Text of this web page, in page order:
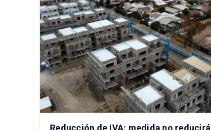
Reducción de IVA: medida no reducirá